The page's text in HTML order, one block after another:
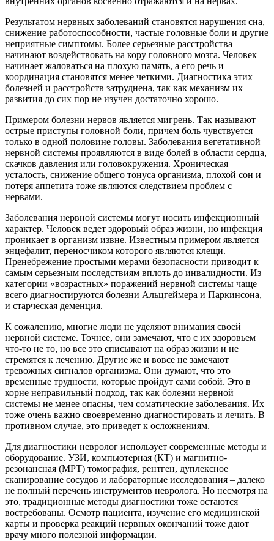
Результатом нервных заболеваний становятся нарушения сна,
снижение работоспособности, частые головные боли и другие
неприятные симптомы. Более серьезные расстройства
начинают воздействовать на кору головного мозга. Человек
начинает жаловаться на плохую память, а его речь и
координация становятся менее четкими. Диагностика этих
болезней и расстройств затруднена, так как механизм их
развития до сих пор не изучен достаточно хорошо.
Примером болезни нервов является мигрень. Так называют
острые приступы головной боли, причем боль чувствуется
только в одной половине головы. Заболевания вегетативной
нервной системы проявляются в виде болей в области сердца,
скачков давления или головокружения. Хроническая
усталость, снижение общего тонуса организма, плохой сон и
потеря аппетита тоже являются следствием проблем с
нервами.
Заболевания нервной системы могут носить инфекционный
характер. Человек ведет здоровый образ жизни, но инфекция
проникает в организм извне. Известным примером является
энцефалит, переносчиком которого являются клещи.
Пренебрежение простыми мерами безопасности приводит к
самым серьезным последствиям вплоть до инвалидности. Из
категории «возрастных» поражений нервной системы чаще
всего диагностируются болезни Альцгеймера и Паркинсона,
и старческая деменция.
К сожалению, многие люди не уделяют внимания своей
нервной системе. Точнее, они замечают, что с их здоровьем
что-то не то, но все это списывают на образ жизни и не
стремятся к лечению. Другие же и вовсе не замечают
тревожных сигналов организма. Они думают, что это
временные трудности, которые пройдут сами собой. Это в
корне неправильный подход, так как болезни нервной
системы не менее опасны, чем соматические заболевания. Их
тоже очень важно своевременно диагностировать и лечить. В
противном случае, это приведет к осложнениям.
Для диагностики невролог использует современные методы и
оборудование. УЗИ, компьютерная (КТ) и магнитно-
резонансная (МРТ) томография, рентген, дуплексное
сканирование сосудов и лабораторные исследования – далеко
не полный перечень инструментов невролога. Но несмотря на
это, традиционные методы диагностики тоже остаются
востребованы. Осмотр пациента, изучение его медицинской
карты и проверка реакций нервных окончаний тоже дают
врачу много полезной информации.